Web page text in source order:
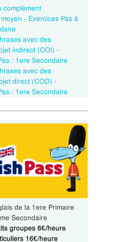
complément
- Exercices Pas à
avec des
indirect (COI) -
: 1ere Secondaire
avec des
direct (COD) -
: 1ere Secondaire
de la 1ere Primaire
Secondaire
groupes 6€/heure
16€/heure